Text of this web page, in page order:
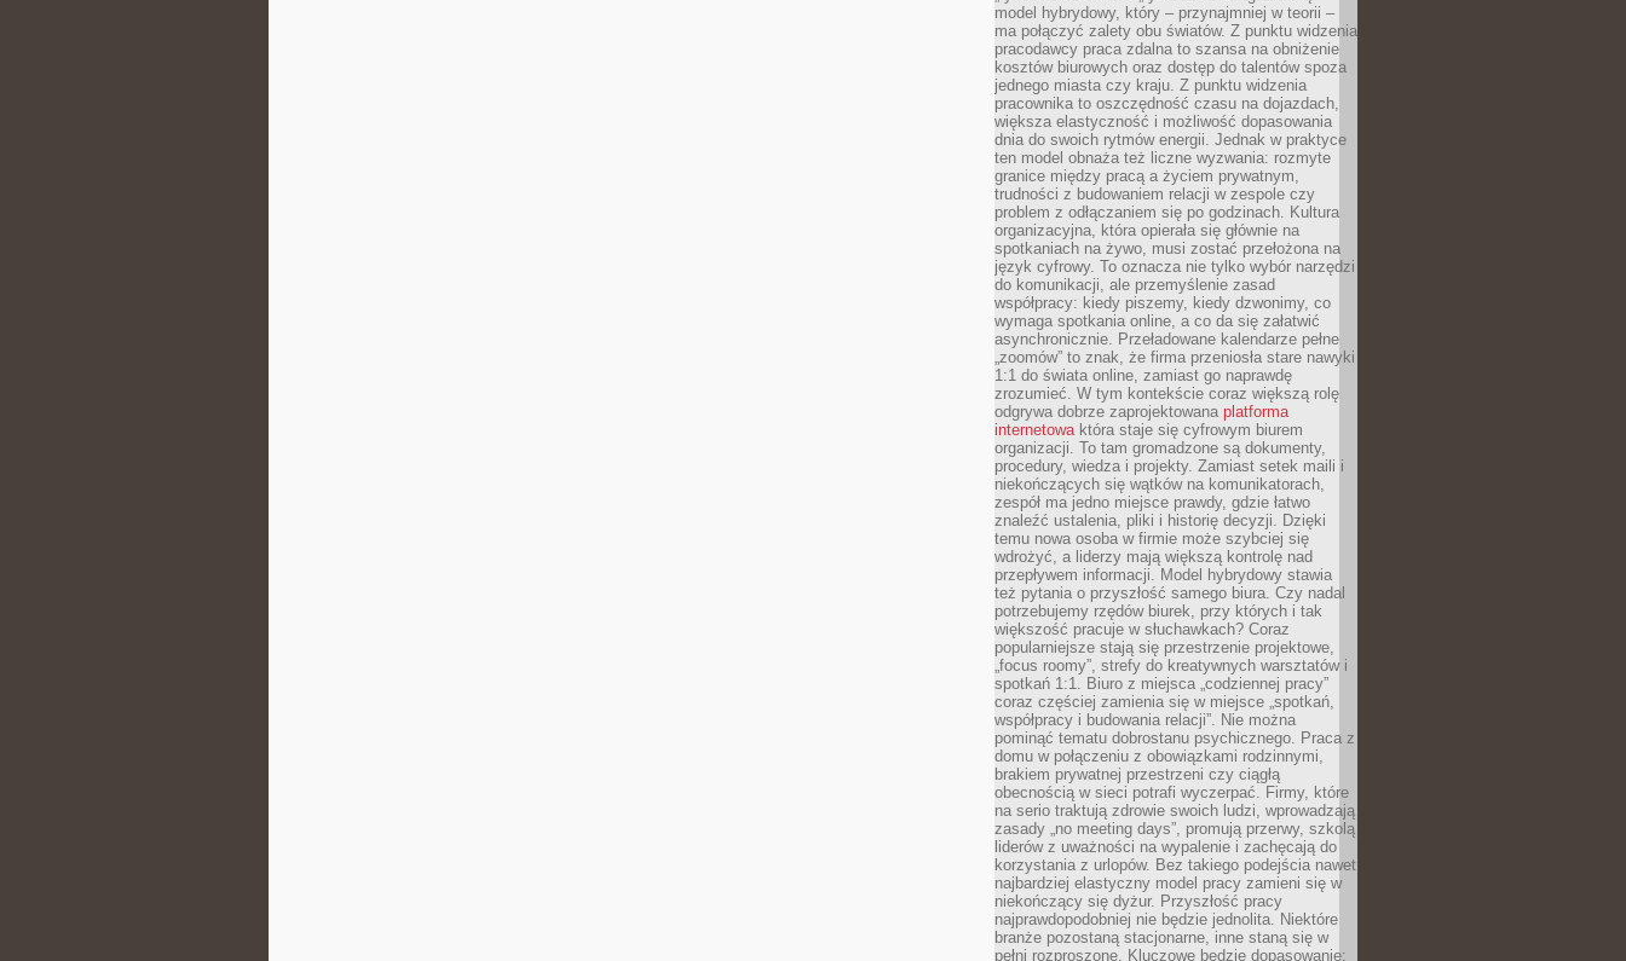
model hybrydowy, który – przynajmniej w teorii –
ma połączyć zalety obu światów. Z punktu widzenia
pracodawcy praca zdalna to szansa na obniżenie
kosztów biurowych oraz dostęp do talentów spoza
jednego miasta czy kraju. Z punktu widzenia
pracownika to oszczędność czasu na dojazdach,
większa elastyczność i możliwość dopasowania
dnia do swoich rytmów energii. Jednak w praktyce
ten model obnaża też liczne wyzwania: rozmyte
granice między pracą a życiem prywatnym,
trudności z budowaniem relacji w zespole czy
problem z odłączaniem się po godzinach. Kultura
organizacyjna, która opierała się głównie na
spotkaniach na żywo, musi zostać przełożona na
język cyfrowy. To oznacza nie tylko wybór narzędzi
do komunikacji, ale przemyślenie zasad
współpracy: kiedy piszemy, kiedy dzwonimy, co
wymaga spotkania online, a co da się załatwić
asynchronicznie. Przeładowane kalendarze pełne
„zoomów” to znak, że firma przeniosła stare nawyki
1:1 do świata online, zamiast go naprawdę
zrozumieć. W tym kontekście coraz większą rolę
odgrywa dobrze zaprojektowana platforma
internetowaktóra staje się cyfrowym biurem
organizacji. To tam gromadzone są dokumenty,
procedury, wiedza i projekty. Zamiast setek maili i
niekończących się wątków na komunikatorach,
zespół ma jedno miejsce prawdy, gdzie łatwo
znaleźć ustalenia, pliki i historię decyzji. Dzięki
temu nowa osoba w firmie może szybciej się
wdrożyć, a liderzy mają większą kontrolę nad
przepływem informacji. Model hybrydowy stawia
też pytania o przyszłość samego biura. Czy nadal
potrzebujemy rzędów biurek, przy których i tak
większość pracuje w słuchawkach? Coraz
popularniejsze stają się przestrzenie projektowe,
„focus roomy”, strefy do kreatywnych warsztatów i
spotkań 1:1. Biuro z miejsca „codziennej pracy”
coraz częściej zamienia się w miejsce „spotkań,
współpracy i budowania relacji”. Nie można
pominąć tematu dobrostanu psychicznego. Praca z
domu w połączeniu z obowiązkami rodzinnymi,
brakiem prywatnej przestrzeni czy ciągłą
obecnością w sieci potrafi wyczerpać. Firmy, które
na serio traktują zdrowie swoich ludzi, wprowadzają
zasady „no meeting days”, promują przerwy, szkolą
liderów z uważności na wypalenie i zachęcają do
korzystania z urlopów. Bez takiego podejścia nawet
najbardziej elastyczny model pracy zamieni się w
niekończący się dyżur. Przyszłość pracy
najprawdopodobniej nie będzie jednolita. Niektóre
branże pozostaną stacjonarne, inne staną się w
pełni rozproszone. Kluczowe będzie dopasowanie: